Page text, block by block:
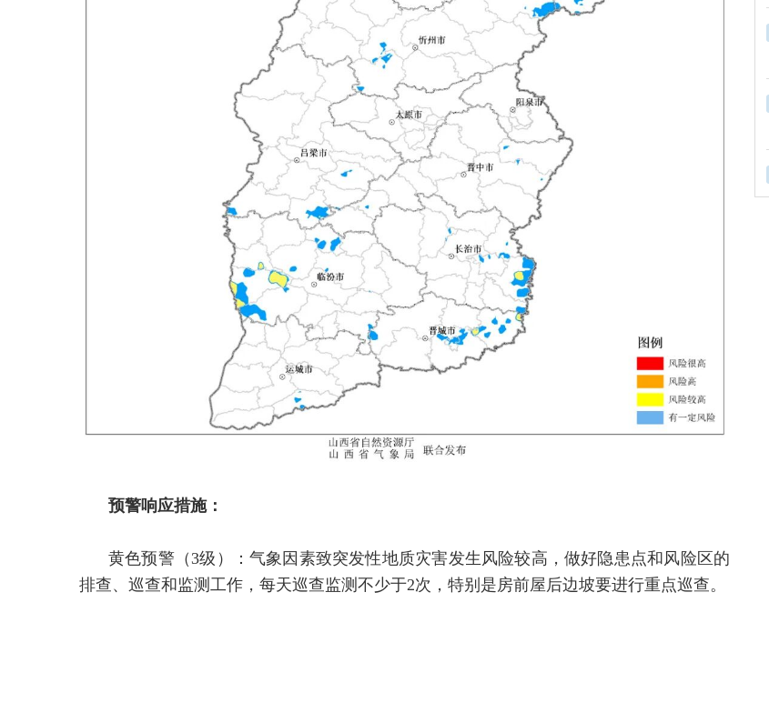
预警响应措施：
黄色预警（3级）：气象因素致突发性地质灾害发生风险较高，做好隐患点和风险区的
排查、巡查和监测工作，每天巡查监测不少于2次，特别是房前屋后边坡要进行重点巡查。